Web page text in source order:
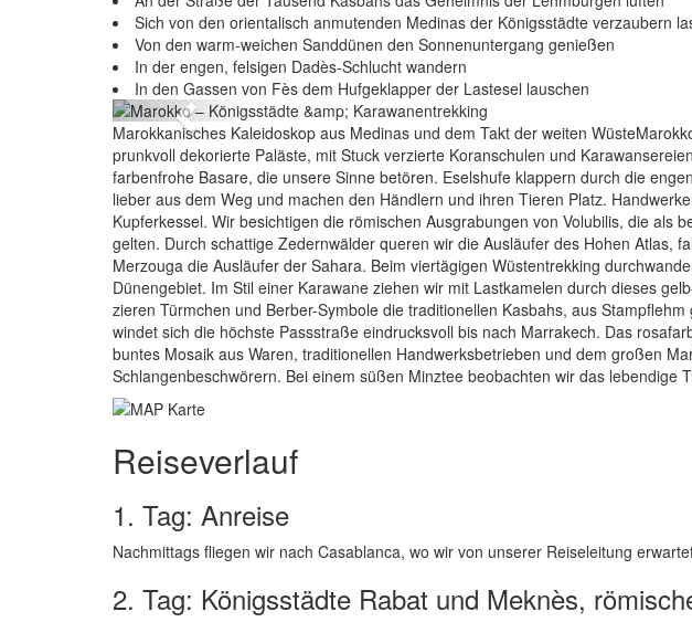
Sich von den orientalisch anmutenden Medinas der Königsstädte verzaubern
Von den warm-weichen Sanddünen den Sonnenuntergang genießen
In der engen, felsigen Dadès-Schlucht wandern
In den Gassen von Fès dem Hufgeklapper der Lastesel lauschen
Marokko – Königsstädte &
Previous
Marokkanisches Kaleidoskop aus Medinas und dem Takt der weiten
prunkvoll dekorierte Paläste, mit Stuck verzierte Koranschulen und
farbenfrohe Basare, die unsere Sinne betören. Eselshufe klappern durch die
lieber aus dem Weg und machen den Händlern und ihren Tieren Platz.
Kupferkessel. Wir besichtigen die römischen Ausgrabungen von Volubilis, die als
gelten. Durch schattige Zedernwälder queren wir die Ausläufer des Hohen Atlas,
Merzouga die Ausläufer der Sahara. Beim viertägigen Wüstentrekking
Dünengebiet. Im Stil einer Karawane ziehen wir mit Lastkamelen durch dieses
zieren Türmchen und Berber-Symbole die traditionellen Kasbahs, aus
windet sich die höchste Passstraße eindrucksvoll bis nach Marrakech. Das
buntes Mosaik aus Waren, traditionellen Handwerksbetrieben und dem großen
Schlangenbeschwörern. Bei einem süßen Minztee beobachten wir das lebendige
Reiseverlauf
1. Tag: Anreise
Nachmittags fliegen wir nach Casablanca, wo wir von unserer Reiseleitung
2. Tag: Königsstädte Rabat und Meknès,